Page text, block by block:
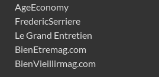
AgeEconomy
FredericSerriere
Le Grand Entretien
BienEtremag.com
BienVieillirmag.com